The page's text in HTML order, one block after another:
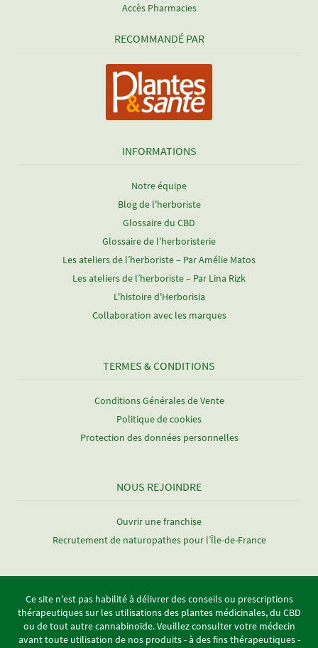
Accès Pharmacies
RECOMMANDÉ PAR
INFORMATIONS
Notre équipe
Blog de l'herboriste
Glossaire du CBD
Glossaire de l'herboristerie
Les ateliers de l’herboriste – Par Amélie Matos
Les ateliers de l’herboriste – Par Lina Rizk
L'histoire d'Herborisia
Collaboration avec les marques
TERMES & CONDITIONS
Conditions Générales de Vente
Politique de cookies
Protection des données personnelles
NOUS REJOINDRE
Ouvrir une franchise
Recrutement de naturopathes pour l’Île-de-France
Ce site n'est pas habilité à délivrer des conseils ou prescriptions
thérapeutiques sur les utilisations des plantes médicinales, du CBD
ou de tout autre cannabinoïde. Veuillez consulter votre médecin
avant toute utilisation de nos produits - à des fins thérapeutiques -